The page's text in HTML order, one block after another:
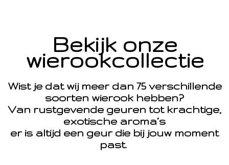
Bekijk onze
wierookcollectie
Wist je dat wij meer dan 75 verschillende
soorten wierook hebben?
Van rustgevende geuren tot krachtige,
exotische aroma’s
er is altijd een geur die bij jouw moment
past.